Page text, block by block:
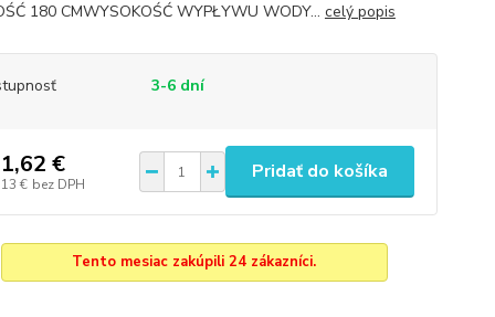
180 CMWYSOKOŚĆ WYPŁYWU WODY... celý popis
3-6 dní
€
€ bez DPH
Pridať do košíka
Tento mesiac zakúpili 24 zákazníci.